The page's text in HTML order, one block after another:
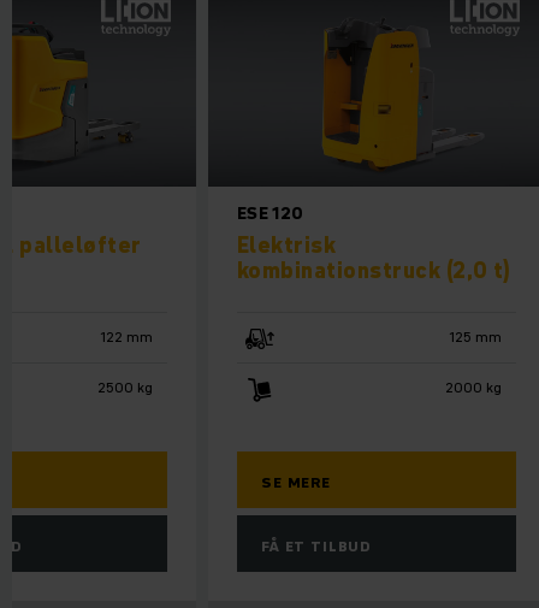
palleløfter
122 mm
2500 kg
ESE 120
Elektrisk
kombinationstruck (2,0 t)
125 mm
2000 kg
SE MERE
FÅ ET TILBUD